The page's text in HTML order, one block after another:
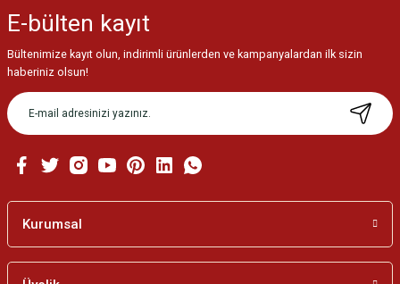
E-bülten kayıt
Bültenimize kayıt olun, indirimli ürünlerden ve kampanyalardan ilk sizin
haberiniz olsun!
Kurumsal